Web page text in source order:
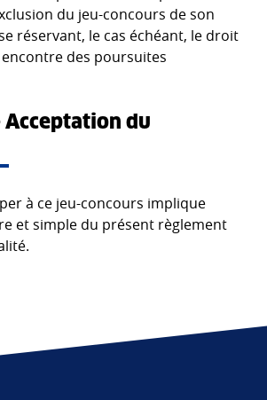
du jeu-concours de son
réservant, le cas échéant, le droit
encontre des poursuites
Acceptation du
à ce jeu-concours implique
et simple du présent règlement